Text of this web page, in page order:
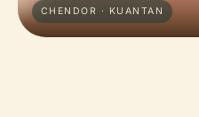
CHENDOR · KUANTAN